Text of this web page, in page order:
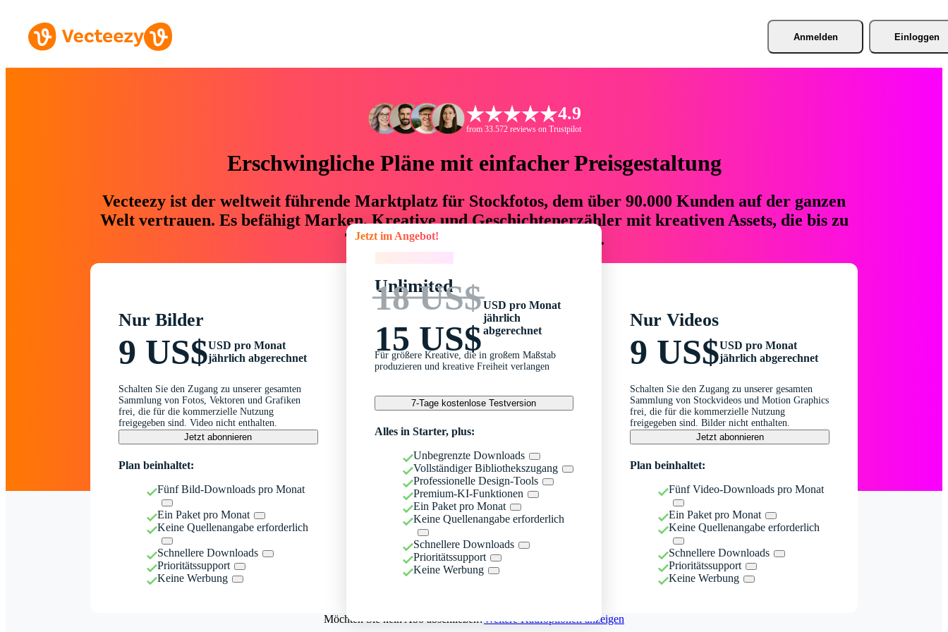
Anmelden Einloggen
4.9
from 33.572 reviews on Trustpilot
Erschwingliche Pläne mit einfacher Preisgestaltung
Vecteezy ist der weltweit führende Marktplatz für Stockfotos, dem über 90.000 Kunden auf der ganzen
Welt vertrauen. Es befähigt Marken, Kreative und Geschichtenerzähler mit kreativen Assets, die bis zu
76 % an Zeit und Budget einsparen.
Nur Bilder
9 US$USD pro Monat
jährlich abgerechnet
Schalten Sie den Zugang zu unserer gesamten
Sammlung von Fotos, Vektoren und Grafiken
frei, die für die kommerzielle Nutzung
freigegeben sind. Video nicht enthalten.
Jetzt abonnieren
Plan beinhaltet:
Fünf Bild-Downloads pro Monat
Ein Paket pro Monat
Keine Quellenangabe erforderlich
Schnellere Downloads
Prioritätssupport
Keine Werbung
Jetzt im Angebot!
Unlimited
18 US$
15 US$
USD pro Monat
jährlich
abgerechnet
Für größere Kreative, die in großem Maßstab
produzieren und kreative Freiheit verlangen
7-Tage kostenlose Testversion
Alles in Starter, plus:
Unbegrenzte Downloads
Vollständiger Bibliothekszugang
Professionelle Design-Tools
Premium-KI-Funktionen
Ein Paket pro Monat
Keine Quellenangabe erforderlich
Schnellere Downloads
Prioritätssupport
Keine Werbung
Nur Videos
9 US$USD pro Monat
jährlich abgerechnet
Schalten Sie den Zugang zu unserer gesamten
Sammlung von Stockvideos und Motion Graphics
frei, die für die kommerzielle Nutzung
freigegeben sind. Bilder nicht enthalten.
Jetzt abonnieren
Plan beinhaltet:
Fünf Video-Downloads pro Monat
Ein Paket pro Monat
Keine Quellenangabe erforderlich
Schnellere Downloads
Prioritätssupport
Keine Werbung
Möchten Sie kein Abo abschließen?Weitere Kaufoptionen anzeigen